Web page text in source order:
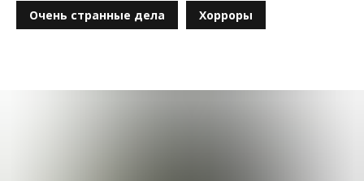
Очень странные дела Хорроры